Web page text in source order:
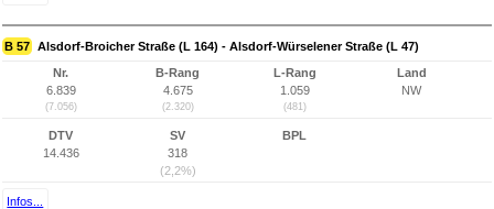
B 57 Alsdorf-Broicher Straße (L 164) - Alsdorf-Würselener Straße (L 47)
Nr.
6.839
(7.056)
B-Rang
4.675
(2.320)
L-Rang
1.059
(481)
Land
NW
DTV
14.436
SV
318
(2,2%)
BPL
Infos...